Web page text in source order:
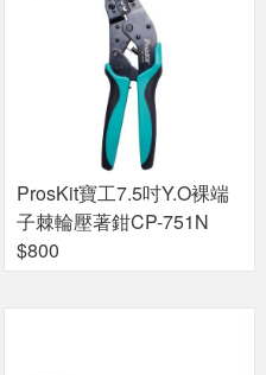
ProsKit寶工7.5吋Y.O裸端
子棘輪壓著鉗CP-751N
$800